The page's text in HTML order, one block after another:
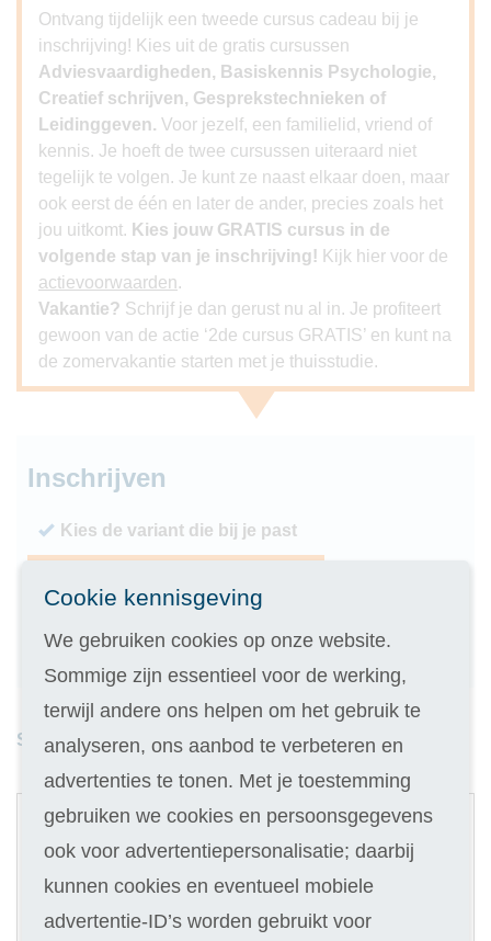
Ontvang tijdelijk een tweede cursus cadeau bij je
inschrijving! Kies uit de gratis cursussen
Adviesvaardigheden, Basiskennis Psychologie,
Creatief schrijven, Gesprekstechnieken of
Leidinggeven. Voor jezelf, een familielid, vriend of
kennis. Je hoeft de twee cursussen uiteraard niet
tegelijk te volgen. Je kunt ze naast elkaar doen, maar
ook eerst de één en later de ander, precies zoals het
jou uitkomt. Kies jouw GRATIS cursus in de
volgende stap van je inschrijving! Kijk hier voor de
actievoorwaarden.
Vakantie? Schrijf je dan gerust nu al in. Je profiteert
gewoon van de actie ‘2de cursus GRATIS’ en kunt na
de zomervakantie starten met je thuisstudie.
Inschrijven
Kies de variant die bij je past
14 dagen vrijblijvend proberen
Geld terug als je niet slaagt
Studieduur: 6 maanden
Digitale cursus
319
1
Cookie kennisgeving
We gebruiken cookies op onze website.
Sommige zijn essentieel voor de werking,
terwijl andere ons helpen om het gebruik te
analyseren, ons aanbod te verbeteren en
advertenties te tonen. Met je toestemming
gebruiken we cookies en persoonsgegevens
ook voor advertentiepersonalisatie; daarbij
kunnen cookies en eventueel mobiele
advertentie-ID’s worden gebruikt voor